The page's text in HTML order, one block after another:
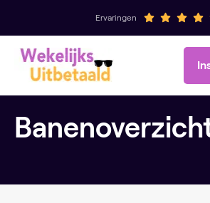
Ervaringen